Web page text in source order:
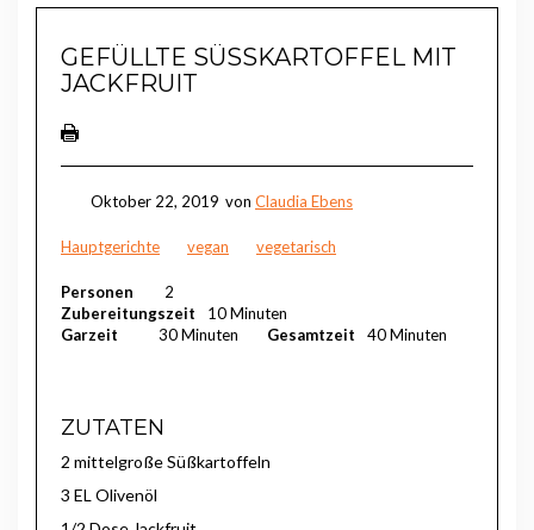
GEFÜLLTE SÜSSKARTOFFEL MIT J
ACKFRUIT
Oktober 22, 2019 von Claudia Ebens
Hauptgerichte vegan vegetarisch
Personen
2
Zubereitungszeit
10 Minuten
Garzeit
30 Minuten Gesamtzeit 40 Minuten
ZUTATEN
2 mittelgroße Süßkartoffeln
3 EL Olivenöl